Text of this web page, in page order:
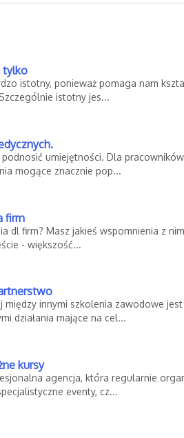
tylko
istotny, ponieważ pomaga nam
istotny jes...
umiejętności. Dla
mogące znacznie pop...
firm
dl firm? Masz jakieś wspomnienia z
- większość...
innymi szkolenia zawodowe
działania mające na cel...
kursy
agencja, która regularnie
eventy, cz...